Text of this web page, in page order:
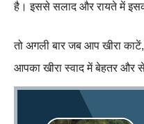
है। इससे सलाद और रायते में
तो अगली बार जब आप खीरा
आपका खीरा स्वाद में बेहतर और